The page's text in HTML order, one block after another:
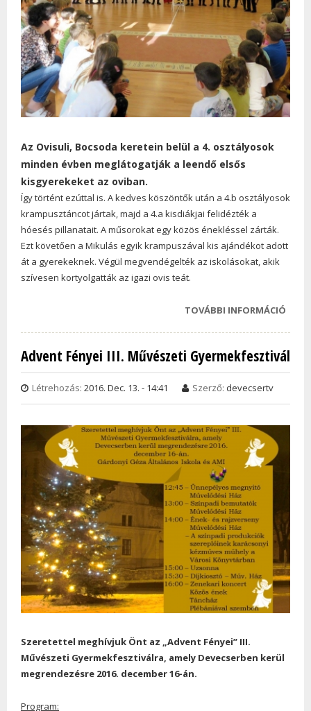
Az Ovisuli, Bocsoda keretein belül a 4. osztályosok
minden évben meglátogatják a leendő elsős
kisgyerekeket az oviban.
Így történt ezúttal is. A kedves köszöntők után a 4.b osztályosok
krampusztáncot jártak, majd a 4.a kisdiákjai felidézték a
hóesés pillanatait. A műsorokat egy közös énekléssel zárták.
Ezt követően a Mikulás egyik krampuszával kis ajándékot adott
át a gyerekeknek. Végül megvendégelték az iskolásokat, akik
szívesen kortyolgatták az igazi ovis teát.
TOVÁBBI INFORMÁCIÓ
Advent Fényei III. Művészeti Gyermekfesztivál
Létrehozás: 2016. Dec. 13. - 14:41 Szerző: devecsertv
Szeretettel meghívjuk Önt az „Advent Fényei” III.
Művészeti Gyermekfesztiválra, amely Devecserben kerül
megrendezésre 2016. december 16-án.
Program: